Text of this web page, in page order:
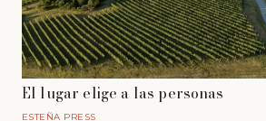
El lugar elige a las personas
ESTEÑA PRESS